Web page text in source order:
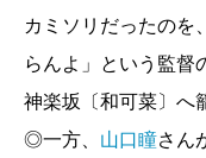
［インタビュー
天狗 驕り高ぶ
【コラム】
三枝昂之・小澤 實
カミソリだったのを
らんよ」という監督
神楽坂〔和可菜〕へ
◎一方、 山口瞳さん